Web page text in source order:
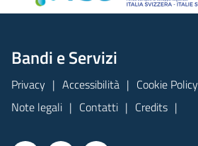
Bandi e Servizi
Privacy Accessibilità
Cookie Policy
Note legali
Contatti Credits